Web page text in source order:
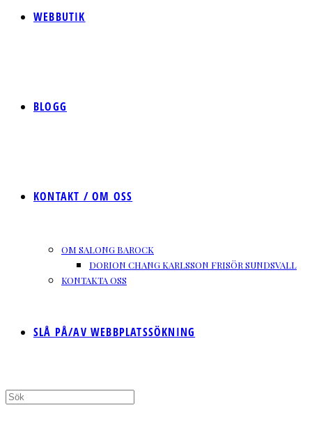
WEBBUTIK
BLOGG
KONTAKT / OM OSS
OM SALONG BAROCK
DORION CHANG KARLSSON FRISÖR SUNDSVALL
KONTAKTA OSS
SLÅ PÅ/AV WEBBPLATSSÖKNING